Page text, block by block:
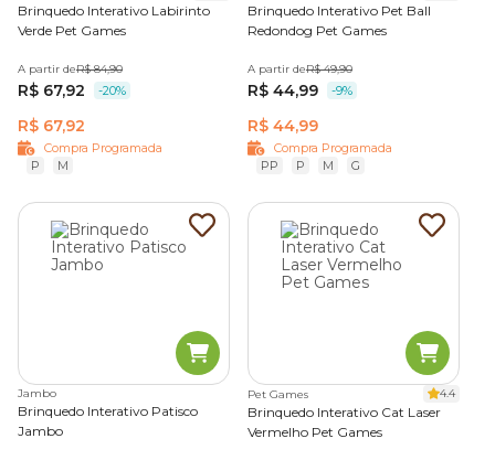
Brinquedo Interativo Labirinto
Verde Pet Games
A partir deR$ 84,90
R$ 67,92 -20%
R$ 67,92
Compra Programada
P
M
Brinquedo Interativo Pet Ball
Redondog Pet Games
A partir deR$ 49,90
R$ 44,99 -9%
R$ 44,99
Compra Programada
PP
P M G
Jambo
Brinquedo Interativo Patisco
Jambo
Pet Games 4.4
Brinquedo Interativo Cat Laser
Vermelho Pet Games